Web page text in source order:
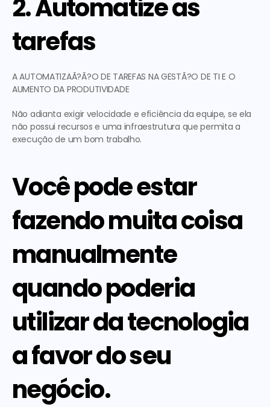
2. Automatize as
tarefas
A AUTOMATIZAÃ?Ã?O DE TAREFAS NA GESTÃ?O DE TI E O
AUMENTO DA PRODUTIVIDADE
Não adianta exigir velocidade e eficiência da equipe, se ela
não possui recursos e uma infraestrutura que permita a
execução de um bom trabalho.
Você pode estar
fazendo muita coisa
manualmente
quando poderia
utilizar da tecnologia
a favor do seu
negócio.